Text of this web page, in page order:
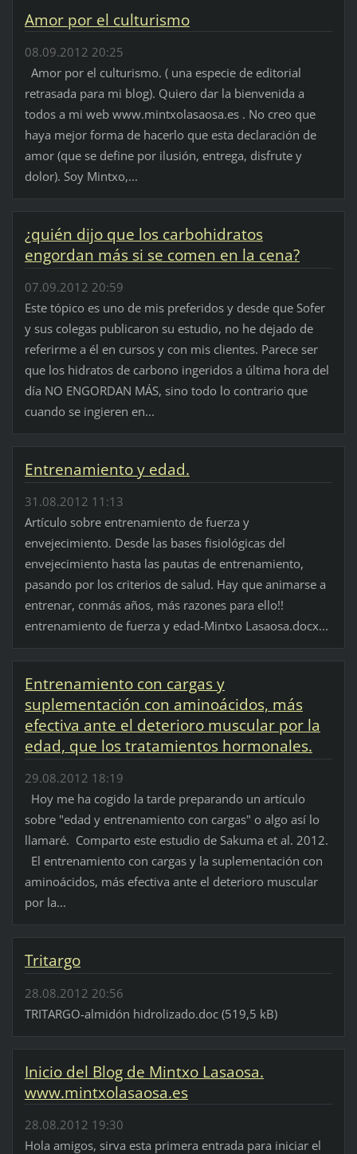
Amor por el culturismo
08.09.2012 20:25
Amor por el culturismo. ( una especie de editorial
retrasada para mi blog). Quiero dar la bienvenida a
todos a mi web www.mintxolasaosa.es . No creo que
haya mejor forma de hacerlo que esta declaración de
amor (que se define por ilusión, entrega, disfrute y
dolor). Soy Mintxo,...
¿quién dijo que los carbohidratos
engordan más si se comen en la cena?
07.09.2012 20:59
Este tópico es uno de mis preferidos y desde que Sofer
y sus colegas publicaron su estudio, no he dejado de
referirme a él en cursos y con mis clientes. Parece ser
que los hidratos de carbono ingeridos a última hora del
día NO ENGORDAN MÁS, sino todo lo contrario que
cuando se ingieren en...
Entrenamiento y edad.
31.08.2012 11:13
Artículo sobre entrenamiento de fuerza y
envejecimiento. Desde las bases fisiológicas del
envejecimiento hasta las pautas de entrenamiento,
pasando por los criterios de salud. Hay que animarse a
entrenar, conmás años, más razones para ello!!
entrenamiento de fuerza y edad-Mintxo Lasaosa.docx...
Entrenamiento con cargas y
suplementación con aminoácidos, más
efectiva ante el deterioro muscular por la
edad, que los tratamientos hormonales.
29.08.2012 18:19
Hoy me ha cogido la tarde preparando un artículo
sobre "edad y entrenamiento con cargas" o algo así lo
llamaré. Comparto este estudio de Sakuma et al. 2012.
El entrenamiento con cargas y la suplementación con
aminoácidos, más efectiva ante el deterioro muscular
por la...
Tritargo
28.08.2012 20:56
TRITARGO-almidón hidrolizado.doc (519,5 kB)
Inicio del Blog de Mintxo Lasaosa.
www.mintxolasaosa.es
28.08.2012 19:30
Hola amigos, sirva esta primera entrada para iniciar el